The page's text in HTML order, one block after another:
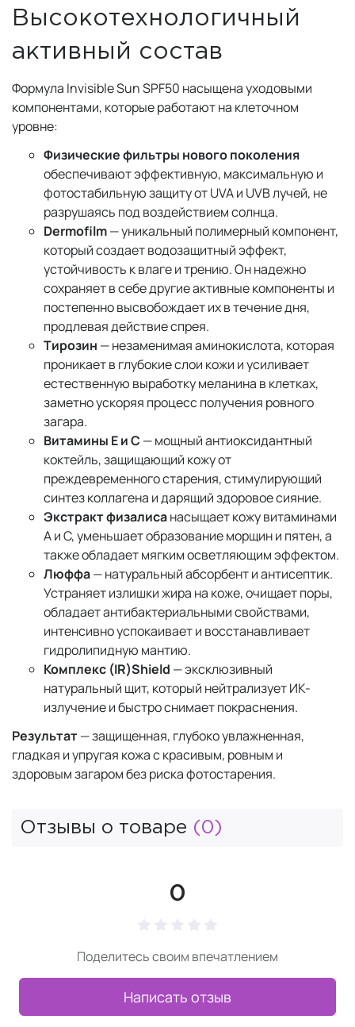
Высокотехнологичный
активный состав
Формула Invisible Sun SPF50 насыщена уходовыми
компонентами, которые работают на клеточном
уровне:
Физические фильтры нового поколения
обеспечивают эффективную, максимальную и
фотостабильную защиту от UVA и UVB лучей, не
разрушаясь под воздействием солнца.
Dermofilm— уникальный полимерный компонент,
который создает водозащитный эффект,
устойчивость к влаге и трению. Он надежно
сохраняет в себе другие активные компоненты и
постепенно высвобождает их в течение дня,
продлевая действие спрея.
Тирозин — незаменимая аминокислота, которая
проникает в глубокие слои кожи и усиливает
естественную выработку меланина в клетках,
заметно ускоряя процесс получения ровного
загара.
Витамины Е и С — мощный антиоксидантный
коктейль, защищающий кожу от
преждевременного старения, стимулирующий
синтез коллагена и дарящий здоровое сияние.
Экстракт физалисанасыщает кожу витаминами
A и C, уменьшает образование морщин и пятен, а
также обладает мягким осветляющим эффектом.
Люффа— натуральный абсорбент и антисептик.
Устраняет излишки жира на коже, очищает поры,
обладает антибактериальными свойствами,
интенсивно успокаивает и восстанавливает
гидролипидную мантию.
Комплекс (IR)Shield — эксклюзивный
натуральный щит, который нейтрализует ИК-
излучение и быстро снимает покраснения.
Результат— защищенная, глубоко увлажненная,
гладкая и упругая кожа с красивым, ровным и
здоровым загаром без риска фотостарения.
Отзывы о товаре (0)
0
Поделитесь своим впечатлением
Написать отзыв